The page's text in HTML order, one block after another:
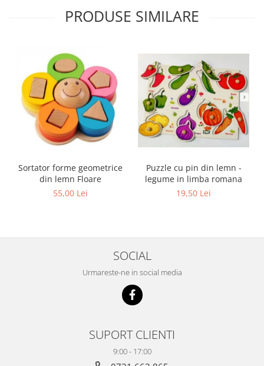
PRODUSE SIMILARE
Sortator forme geometrice
din lemn Floare
55,00 Lei
Puzzle cu pin din lemn -
legume in limba romana
19,50 Lei
SOCIAL
Urmareste-ne in social media
SUPORT CLIENTI
9:00 - 17:00